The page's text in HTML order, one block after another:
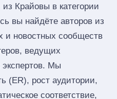
Крайовы в категории
вы найдёте авторов из
и новостных сообществ
ведущих
Мы
(ER), рост аудитории,
соответствие,